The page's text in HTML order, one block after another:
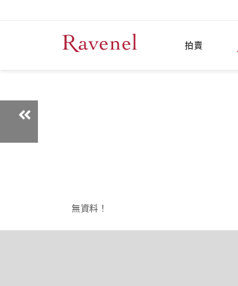
拍賣
無資料！